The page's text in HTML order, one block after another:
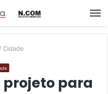
/ Cidade
projeto para